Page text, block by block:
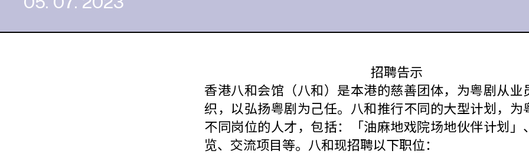
招聘告示
香港八和会馆（八和）是本港的慈善团体，为粤剧从业
织，以弘扬粤剧为己任。八和推行不同的大型计划，为
不同岗位的人才，包括：「油麻地戏院场地伙伴计划」
览、交流项目等。八和现招聘以下职位：